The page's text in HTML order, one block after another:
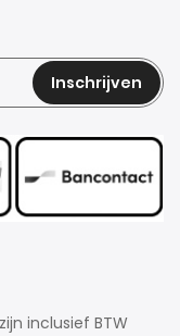
Inschrijven
inclusief BTW